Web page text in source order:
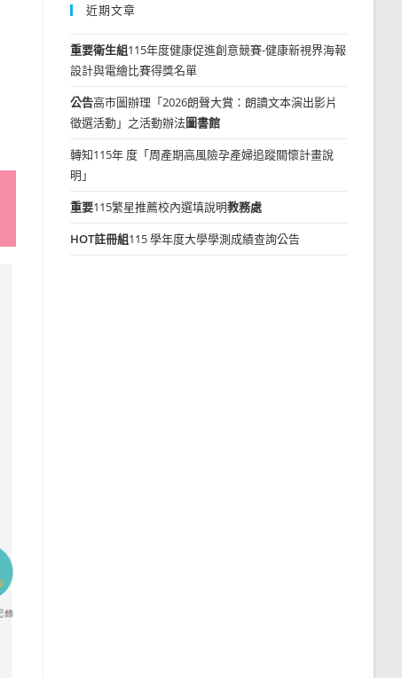
近期文章
重要衛生組115年度健康促進創意競賽-健康新視界海報
設計與電繪比賽得獎名單
公告高市圖辦理「2026朗聲大賞：朗讀文本演出影片
徵選活動」之活動辦法圖書館
轉知115年 度「周產期高風險孕產婦追蹤關懷計畫說
明」
重要115繁星推薦校內選填說明教務處
HOT註冊組115 學年度大學學測成績查詢公告